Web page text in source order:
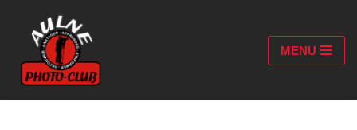
Aller
au
contenu
MENU